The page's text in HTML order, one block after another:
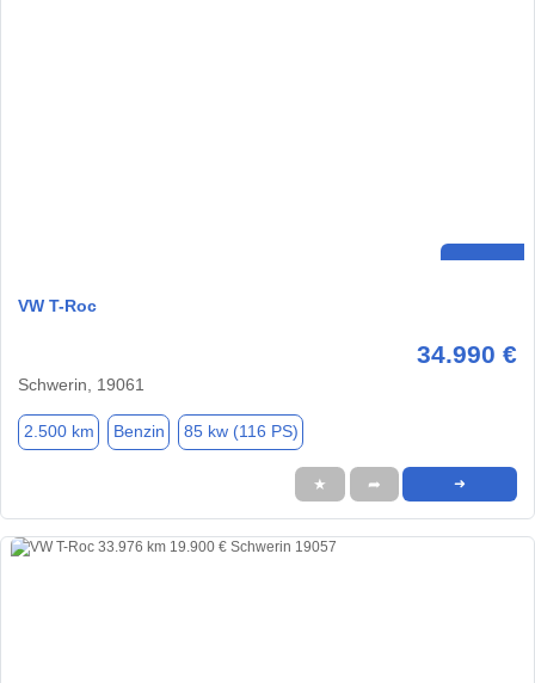
VW T-Roc
34.990 €
Schwerin, 19061
2.500 km Benzin 85 kw (116 PS)
★ ➦ ➜